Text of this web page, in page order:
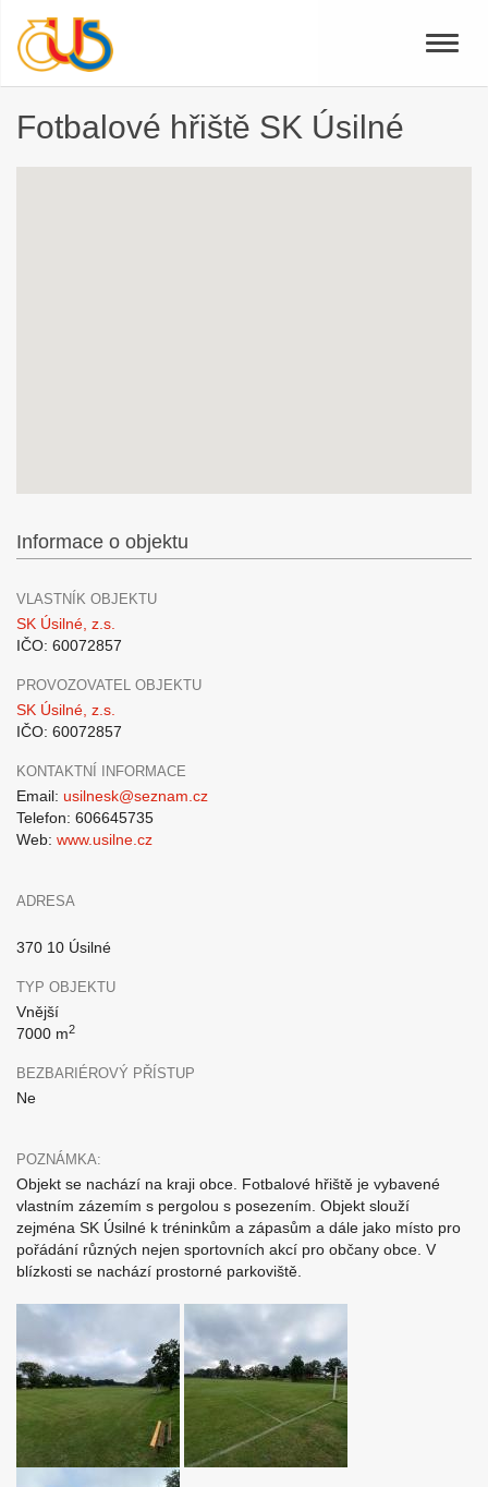
Toggle
Fotbalové hřiště SK Úsilné
Informace o objektu
VLASTNÍK OBJEKTU
SK Úsilné, z.s.
IČO: 60072857
PROVOZOVATEL OBJEKTU
SK Úsilné, z.s.
IČO: 60072857
KONTAKTNÍ INFORMACE
Email: usilnesk@seznam.cz
Telefon: 606645735
Web: www.usilne.cz
ADRESA
370 10 Úsilné
TYP OBJEKTU
Vnější
7000 m2
BEZBARIÉROVÝ PŘÍSTUP
Ne
POZNÁMKA:
Objekt se nachází na kraji obce. Fotbalové hřiště je vybavené
vlastním zázemím s pergolou s posezením. Objekt slouží
zejména SK Úsilné k tréninkům a zápasům a dále jako místo pro
pořádání různých nejen sportovních akcí pro občany obce. V
blízkosti se nachází prostorné parkoviště.